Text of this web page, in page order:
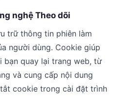
nghệ Theo dõi
trữ thông tin phiên làm
người dùng. Cookie giúp
bạn quay lại trang web, từ
và cung cấp nội dung
cookie trong cài đặt trình